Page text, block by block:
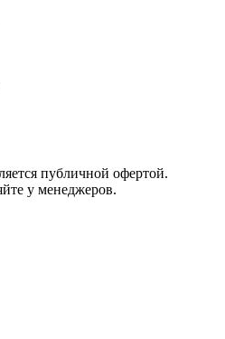
публичной офертой.
у менеджеров.